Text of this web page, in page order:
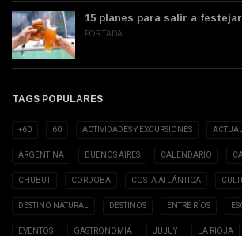
15 planes para salir a festejar
PORTADA
TAGS POPULARES
+60 60 ACTIVIDADES Y EXCURSIONES
ARGENTINA BUENOS AIRES CALENDARIO
CHUBUT CORDOBA COSTA ATLÁNTICA
DESTINO NATURAL DESTINOS ENTRE RÍOS
EVENTOS GASTRONOMÍA JUJUY LA RIOJA